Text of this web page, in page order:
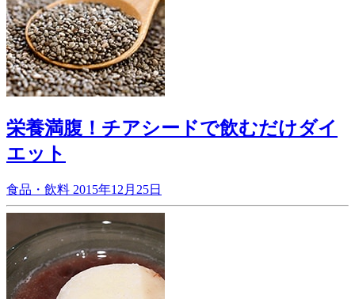
栄養満腹！チアシードで飲むだけダイ
エット
食品・飲料 2015年12月25日